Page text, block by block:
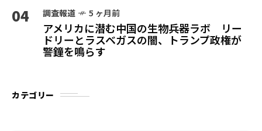
04 調査報道 5 ヶ月前
アメリカに潜む中国の生物兵器ラボ リー
ドリーとラスベガスの闇、トランプ政権が
警鐘を鳴らす
カテゴリー